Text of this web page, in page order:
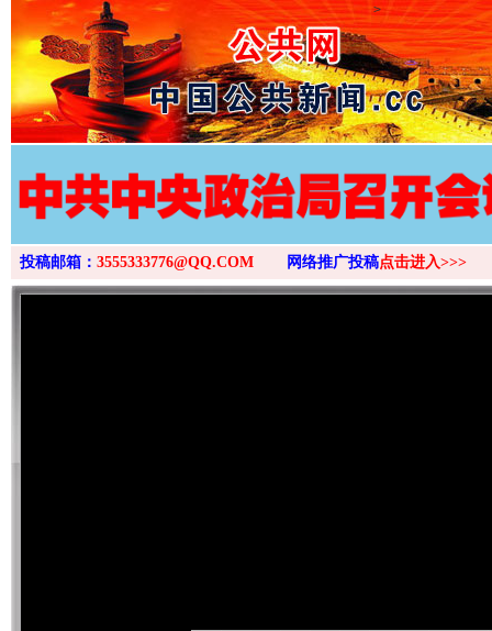
>
投稿邮箱： 3555333776@QQ.COM 网络推广投稿点击进入>>>